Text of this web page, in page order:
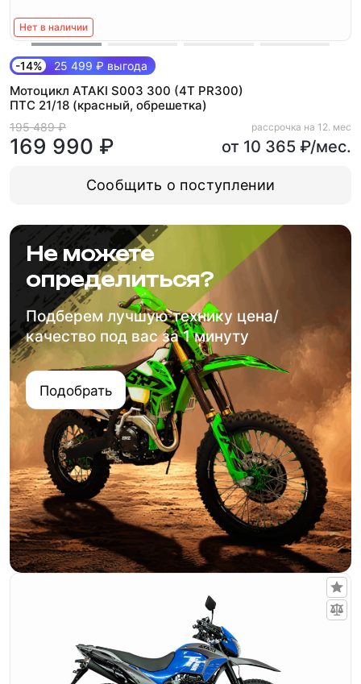
Нет в наличии
-14% 25 499 ₽ выгода
Мотоцикл ATAKI S003 300 (4T PR300)
ПТС 21/18 (красный, обрешетка)
195 489 ₽
169 990 ₽
рассрочка на 12. мес
от 10 365 ₽/мес.
Сообщить о поступлении
Не можете
определиться?
Подберем лучшую технику цена/
качество под вас за 1 минуту
Подобрать